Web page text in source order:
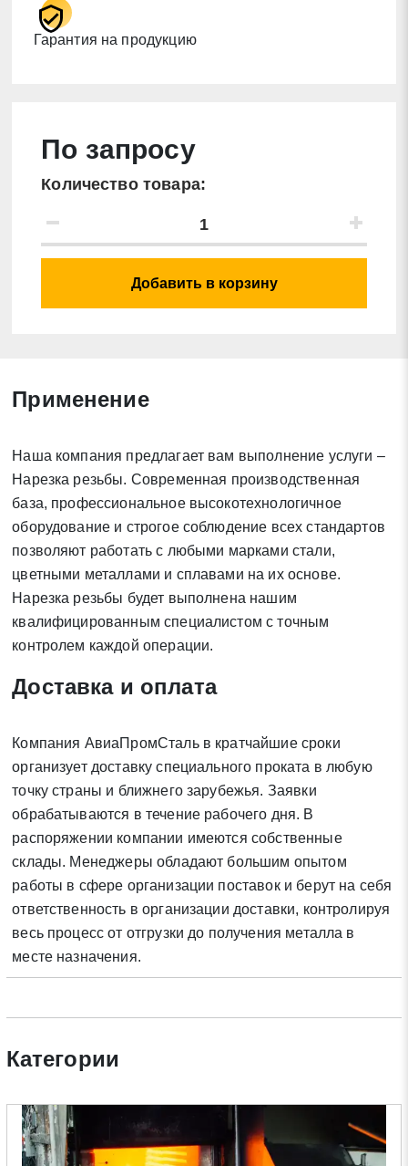
Поиск
Гарантия на продукцию
По запросу
Количество товара:
Добавить в корзину
Применение
Наша компания предлагает вам выполнение услуги –
Нарезка резьбы. Современная производственная
база, профессиональное высокотехнологичное
оборудование и строгое соблюдение всех стандартов
позволяют работать с любыми марками стали,
цветными металлами и сплавами на их основе.
Нарезка резьбы будет выполнена нашим
квалифицированным специалистом с точным
контролем каждой операции.
Доставка и оплата
Компания АвиаПромСталь в кратчайшие сроки
организует доставку специального проката в любую
точку страны и ближнего зарубежья. Заявки
обрабатываются в течение рабочего дня. В
распоряжении компании имеются собственные
склады. Менеджеры обладают большим опытом
работы в сфере организации поставок и берут на себя
ответственность в организации доставки, контролируя
весь процесс от отгрузки до получения металла в
месте назначения.
Категории
Заявка на обратный звонок
Закрыть
Отправить заявку
Нажимая на кнопку «Отправить заявку» Вы даете согласие
на обработку своих персональных данных в соответствии со
статьей 9 Федерального закона от 27 июля 2006 г. N 152-ФЗ
«О персональных данных», а также соглашаетесь на
информационную рассылку по средством e-mail или СМС